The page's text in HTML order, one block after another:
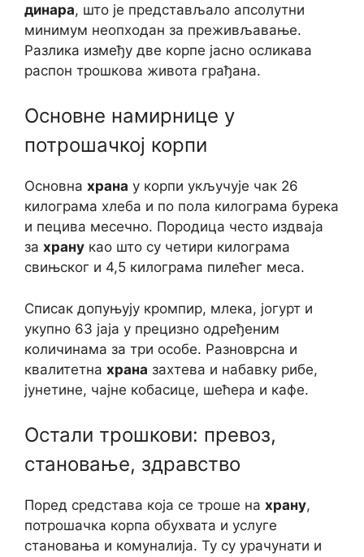
динара, што је представљало апсолутни
минимум неопходан за преживљавање.
Разлика између две корпе јасно осликава
распон трошкова живота грађана.
Основне намирнице у
потрошачкој корпи
Основна храна у корпи укључује чак 26
килограма хлеба и по пола килограма бурека
и пецива месечно. Породица често издваја
за храну као што су четири килограма
свињског и 4,5 килограма пилећег меса.
Списак допуњују кромпир, млека, јогурт и
укупно 63 јаја у прецизно одређеним
количинама за три особе. Разноврсна и
квалитетна храна захтева и набавку рибе,
јунетине, чајне кобасице, шећера и кафе.
Остали трошкови: превоз,
становање, здравство
Поред средстава која се троше на храну,
потрошачка корпа обухвата и услуге
становања и комуналија. Ту су урачунати и